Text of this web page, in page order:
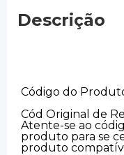
Descrição
Código do
Cód Original de
Atente-se ao
produto para se
produto